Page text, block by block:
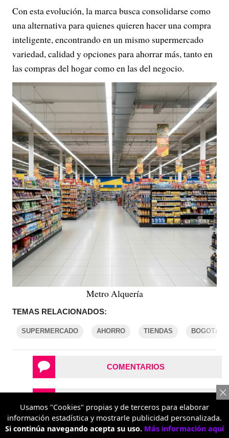
Con esta evolución, la marca busca consolidarse como
una alternativa para quienes quieren hacer una compra
inteligente, encontrando en un mismo supermercado
variedad, calidad y opciones para ahorrar más, tanto en
las compras del hogar como en las del negocio.
Metro Alquería
TEMAS RELACIONADOS:
SUPERMERCADO AHORRO TIENDAS BOGOTÁ
COMENTARIOS
Usamos "Cookies" propias y de terceros para elaborar
información estadística y mostrarle publicidad personalizada.
Si continúa navegando acepta su uso. Más información aquí